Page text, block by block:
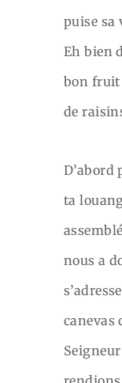
puise sa
Eh bien
bon fruit
de
D’abord
ta
nous a
canevas